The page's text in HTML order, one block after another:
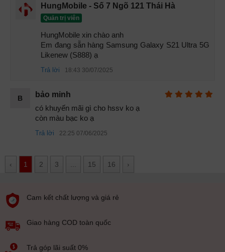
HungMobile - Số 7 Ngõ 121 Thái Hà
Quản trị viên
HungMobile xin chào anh
Em đang sẵn hàng Samsung Galaxy S21 Ultra 5G
Likenew (S888) ạ
Trả lời 18:43 30/07/2025
B
bảo minh
có khuyến mãi gì cho hssv ko ạ
còn màu bạc ko ạ
Trả lời 22:25 07/06/2025
‹ 1 2 3 ... 15 16 ›
Cam kết chất lượng và giá rẻ
Giao hàng COD toàn quốc
Trả góp lãi suất 0%